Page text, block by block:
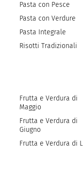
Pasta con Pesce
Pasta con Verdure
Pasta Integrale
Risotti Tradizionali
Frutta e Verdura di
Maggio
Frutta e Verdura di
Giugno
Frutta e Verdura di